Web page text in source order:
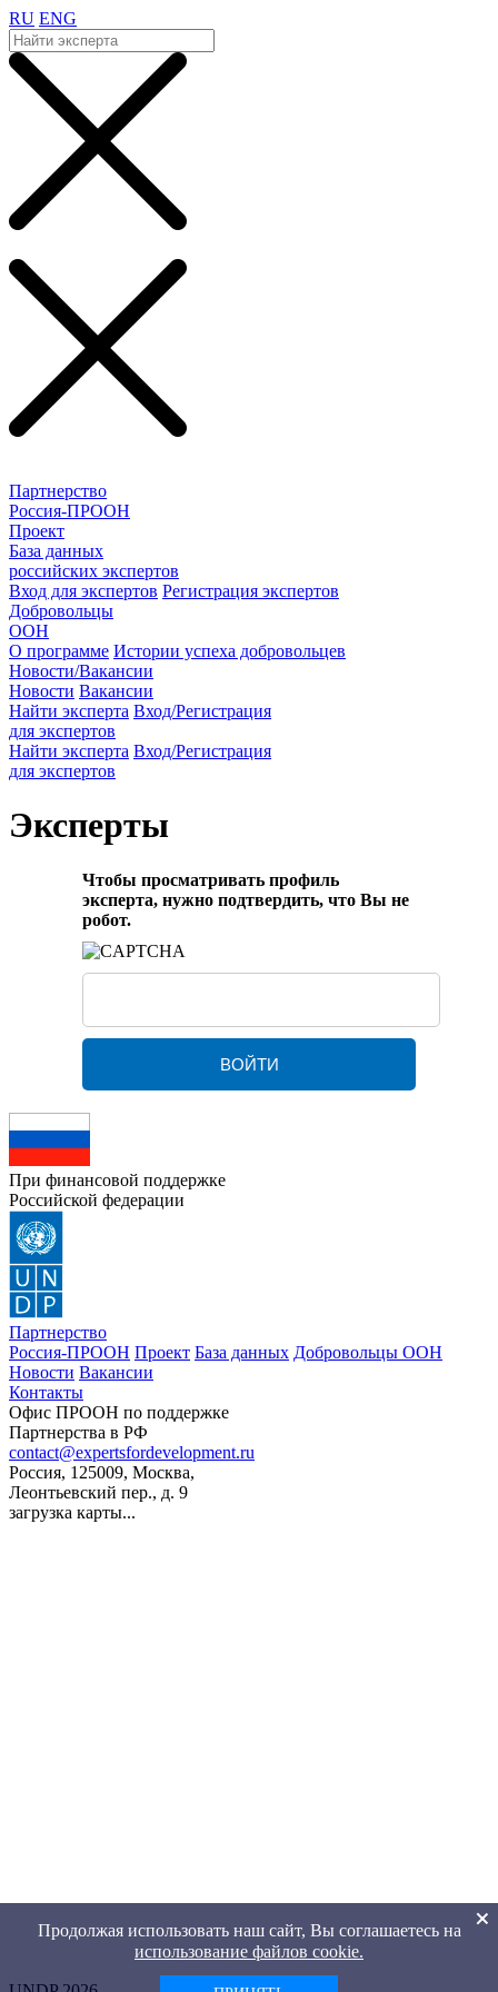
RU ENG
Партнерство
Россия-ПРООН
Проект
База данных
российских экспертов
Вход для экспертов Регистрация экспертов
Добровольцы
ООН
О программе Истории успеха добровольцев
Новости/Вакансии
Новости Вакансии
Найти эксперта Вход/Регистрация
для экспертов
Найти эксперта Вход/Регистрация
для экспертов
Эксперты
Чтобы просматривать профиль
эксперта, нужно подтвердить, что Вы не
робот.
При финансовой поддержке
Российской федерации
Партнерство
Россия-ПРООН Проект База данных Добровольцы ООН
Новости Вакансии
Контакты
Офис ПРООН по поддержке
Партнерства в РФ
contact@expertsfordevelopment.ru
Россия, 125009, Москва,
Леонтьевский пер., д. 9
загрузка карты...
Продолжая использовать наш сайт, Вы соглашаетесь на
использование файлов cookie.